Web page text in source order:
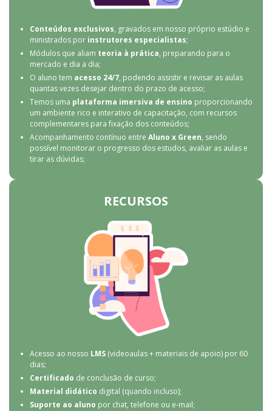
Conteúdos exclusivos, gravados em nosso próprio estúdio e
ministrados por instrutores especialistas;
Módulos que aliam teoria à prática, preparando para o
mercado e dia a dia;
O aluno tem acesso 24/7, podendo assistir e revisar as aulas
quantas vezes desejar dentro do prazo de acesso;
Temos uma plataforma imersiva de ensino proporcionando
um ambiente rico e interativo de capacitação, com recursos
complementares para fixação dos conteúdos;
Acompanhamento contínuo entre Aluno x Green, sendo
possível monitorar o progresso dos estudos, avaliar as aulas e
tirar as dúvidas;
RECURSOS
Acesso ao nosso LMS (videoaulas + materiais de apoio) por 60
dias;
Certificado de conclusão de curso;
Material didático digital (quando incluso);
Suporte ao aluno por chat, telefone ou e-mail;